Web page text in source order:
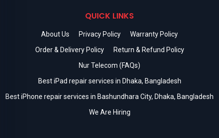
QUICK LINKS
About Us Privacy Policy
Warranty Policy
Order & Delivery Policy
Return & Refund Policy
Nur Telecom (FAQs)
Best iPad repair services in Dhaka, Bangladesh
Best iPhone repair services in Bashundhara City, Dhaka, Bangladesh
We Are Hiring